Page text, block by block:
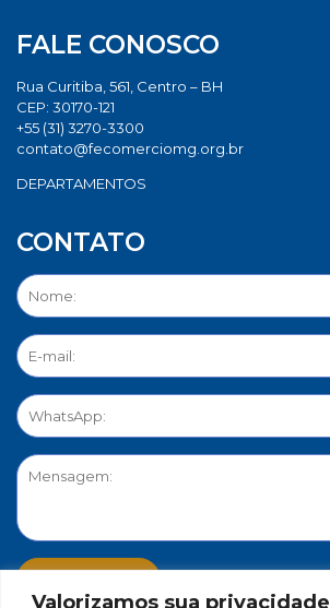
Valorizamos sua privacidade
FALE CONOSCO
Rua Curitiba, 561, Centro – BH
CEP: 30170-121
+55 (31) 3270-3300
contato@fecomerciomg.org.br
DEPARTAMENTOS
CONTATO